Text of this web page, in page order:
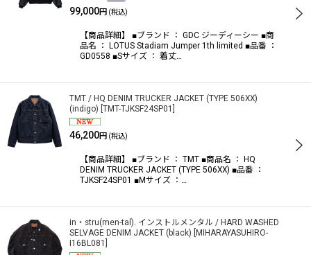
99,000円 (税込)
【商品詳細】 ■ブランド ： GDC ジーディーシー ■商
品名 ： LOTUS Stadiam Jumper 1th limited ■品番 ：
GD0558 ■Sサイズ ： 着丈…
TMT / HQ DENIM TRUCKER JACKET (TYPE 506XX)
(indigo) TMT-TJKSF24SP01
46,200円 (税込)
【商品詳細】 ■ブランド ： TMT ■商品名 ： HQ
DENIM TRUCKER JACKET (TYPE 506XX) ■品番 ：
TJKSF24SP01 ■Mサイズ ：…
in・stru(men-tal). インストルメンタル / HARD WASHED
SELVAGE DENIM JACKET (black)
MIHARAYASUHIRO-
I16BL081